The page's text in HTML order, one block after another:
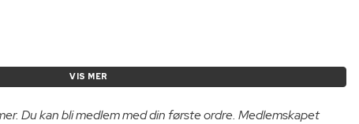
VIS MER
Du kan bli medlem med din første ordre. Medlemskapet